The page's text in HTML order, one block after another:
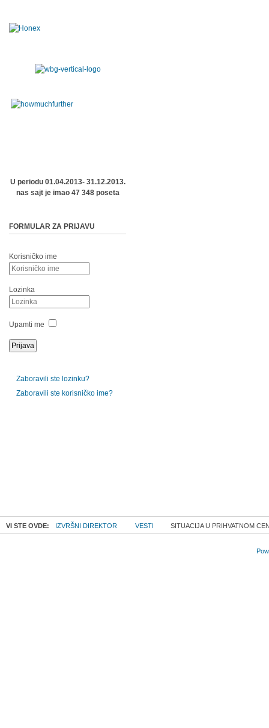
U periodu 01.04.2013- 31.12.2013.
nas sajt je imao 47 348 poseta
FORMULAR ZA PRIJAVU
Korisničko ime
Lozinka
Upamti me
Zaboravili ste lozinku?
Zaboravili ste korisničko ime?
VI STE OVDE: IZVRŠNI DIREKTOR VESTI SITUACIJA U PRIHVATNOM